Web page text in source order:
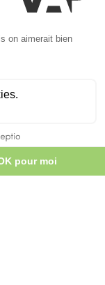
en rivière… En Ariège, la
et bonnes adresses
Ariégeoises.